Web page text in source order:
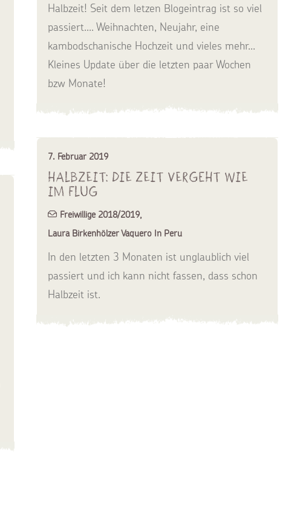
Halbzeit! Seit dem letzen Blogeintrag ist so viel
passiert.... Weihnachten, Neujahr, eine
kambodschanische Hochzeit und vieles mehr...
Kleines Update über die letzten paar Wochen
bzw Monate!
7. Februar 2019
Halbzeit: Die Zeit vergeht wie
im Flug
Freiwillige 2018/2019,
Laura Birkenhölzer Vaquero In Peru
In den letzten 3 Monaten ist unglaublich viel
passiert und ich kann nicht fassen, dass schon
Halbzeit ist.